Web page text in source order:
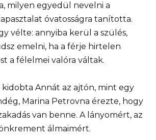
milyen egyedül nevelni a
óvatosságra tanította.
vélte: annyiba kerül a szülés,
emelni, ha a férje hirtelen
a félelmei valóra váltak.
Annát az ajtón, mint egy
Marina Petrovna érezte, hogy
van benne. A lányomért, az
álmaimért.